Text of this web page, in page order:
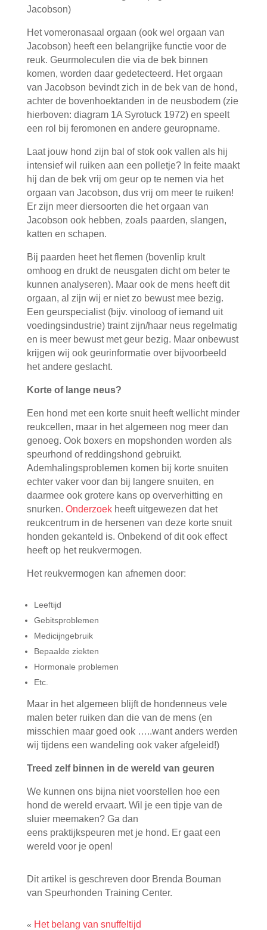
Jacobson)
Het vomeronasaal orgaan (ook wel orgaan van
Jacobson) heeft een belangrijke functie voor de
reuk. Geurmoleculen die via de bek binnen
komen, worden daar gedetecteerd. Het orgaan
van Jacobson bevindt zich in de bek van de hond,
achter de bovenhoektanden in de neusbodem (zie
hierboven: diagram 1A Syrotuck 1972) en speelt
een rol bij feromonen en andere geuropname.
Laat jouw hond zijn bal of stok ook vallen als hij
intensief wil ruiken aan een polletje? In feite maakt
hij dan de bek vrij om geur op te nemen via het
orgaan van Jacobson, dus vrij om meer te ruiken!
Er zijn meer diersoorten die het orgaan van
Jacobson ook hebben, zoals paarden, slangen,
katten en schapen.
Bij paarden heet het flemen (bovenlip krult
omhoog en drukt de neusgaten dicht om beter te
kunnen analyseren). Maar ook de mens heeft dit
orgaan, al zijn wij er niet zo bewust mee bezig.
Een geurspecialist (bijv. vinoloog of iemand uit
voedingsindustrie) traint zijn/haar neus regelmatig
en is meer bewust met geur bezig. Maar onbewust
krijgen wij ook geurinformatie over bijvoorbeeld
het andere geslacht.
Korte of lange neus?
Een hond met een korte snuit heeft wellicht minder
reukcellen, maar in het algemeen nog meer dan
genoeg. Ook boxers en mopshonden worden als
speurhond of reddingshond gebruikt.
Ademhalingsproblemen komen bij korte snuiten
echter vaker voor dan bij langere snuiten, en
daarmee ook grotere kans op oververhitting en
snurken. Onderzoekheeft uitgewezen dat het
reukcentrum in de hersenen van deze korte snuit
honden gekanteld is. Onbekend of dit ook effect
heeft op het reukvermogen.
Het reukvermogen kan afnemen door:
Leeftijd
Gebitsproblemen
Medicijngebruik
Bepaalde ziekten
Hormonale problemen
Etc.
Maar in het algemeen blijft de hondenneus vele
malen beter ruiken dan die van de mens (en
misschien maar goed ook …..want anders werden
wij tijdens een wandeling ook vaker afgeleid!)
Treed zelf binnen in de wereld van geuren
We kunnen ons bijna niet voorstellen hoe een
hond de wereld ervaart. Wil je een tipje van de
sluier meemaken? Ga dan
eens praktijkspeuren met je hond. Er gaat een
wereld voor je open!
Dit artikel is geschreven door Brenda Bouman
van Speurhonden Training Center.
« Het belang van snuffeltijd